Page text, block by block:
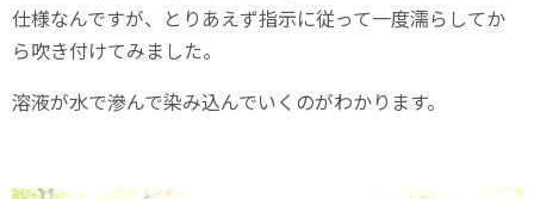
仕様なんですが、とりあえず指示に従って一度濡らしてか
ら吹き付けてみました。
溶液が水で滲んで染み込んでいくのがわかります。